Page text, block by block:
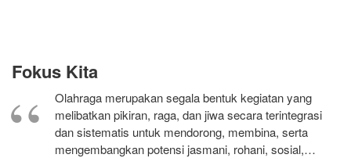
Fokus Kita
Olahraga merupakan segala bentuk kegiatan yang
melibatkan pikiran, raga, dan jiwa secara terintegrasi
dan sistematis untuk mendorong, membina, serta
mengembangkan potensi jasmani, rohani, sosial,…